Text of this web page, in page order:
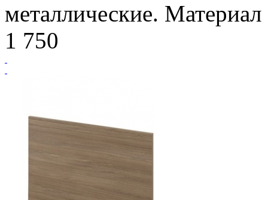
металлические.
1 750